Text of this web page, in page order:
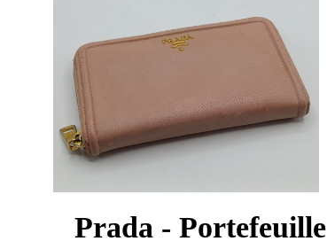
Prada - Portefeuille